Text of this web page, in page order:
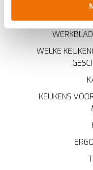
verwerkt en stel uw
intrekken in de
Breng uw cookies, net
voor een ervaring op
accepteren, geniet u
analyseren wat
WELKE
KEUKENS